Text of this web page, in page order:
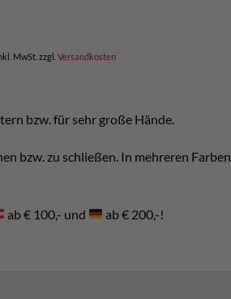
MwSt. zzgl. Versandkosten
bzw. für sehr große Hände.
bzw. zu schließen. In mehreren Farben
ab € 100,- und ab € 200,-!